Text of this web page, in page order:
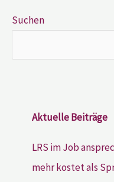
Suchen
Aktuelle Beiträge
LRS im Job
mehr kostet als